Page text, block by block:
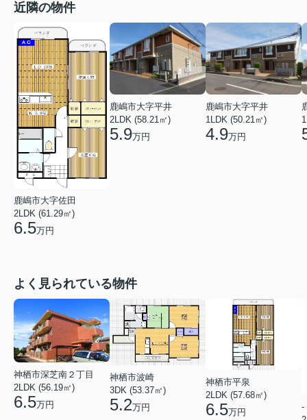
近隣の物件
鹿嶋市大字佐田
2LDK (61.29㎡)
6.5万円
鹿嶋市大字平井
2LDK (58.21㎡)
5.9万円
鹿嶋市大字平井
1LDK (50.21㎡)
4.9万円
よく見られている物件
神栖市深芝南２丁目
2LDK (56.19㎡)
6.5万円
神栖市波崎
3DK (53.37㎡)
5.2万円
神栖市平泉
2LDK (57.68㎡)
6.5万円
-